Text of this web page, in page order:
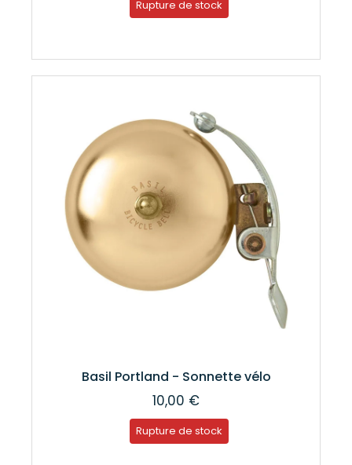
Rupture de stock
Basil Portland - Sonnette vélo
10,00 €
Rupture de stock